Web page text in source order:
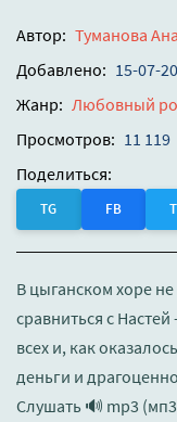
Автор: Туманова
Добавлено: 15-07-
Жанр: Любовный
Просмотров: 11 119
Поделиться:
TG FB
В цыганском хоре
сравниться с
всех и, как
деньги и
Слушать 🔊 mp3